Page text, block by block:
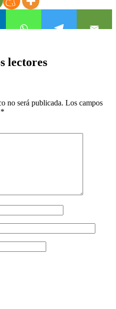
lectores
no será publicada. Los campos
*